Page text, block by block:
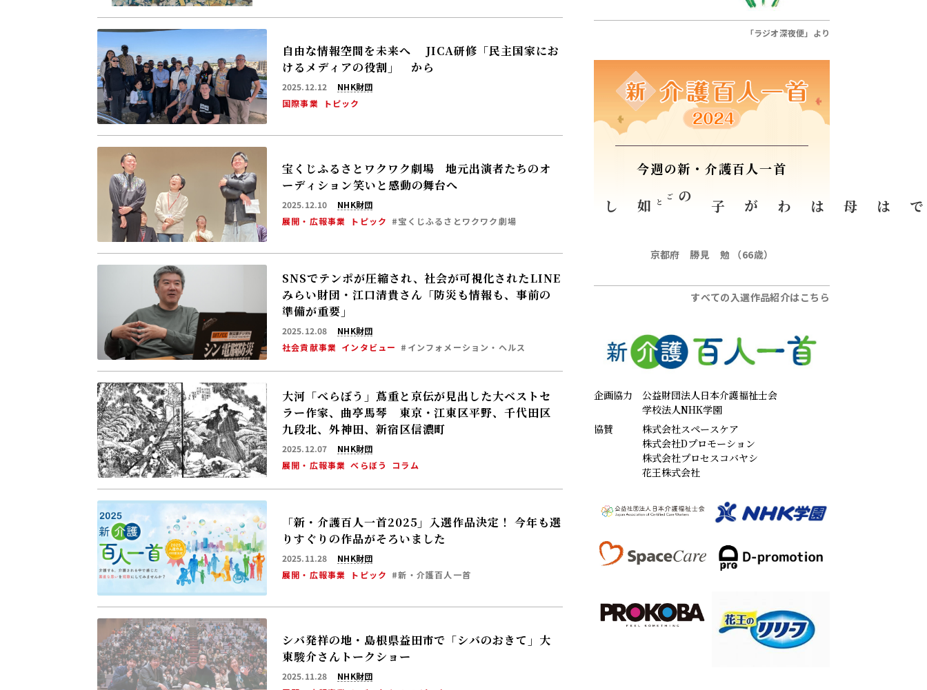
自由な情報空間を未来へ JICA研修「民主国家にお
けるメディアの役割」 から
2025.12.12
NHK財団
国際事業
トピック
宝くじふるさとワクワク劇場 地元出演者たちのオ
ーディション――笑いと感動の舞台へ
2025.12.10
NHK財団
展開・広報事業
トピック #宝くじふるさとワクワク劇場
SNSでテンポが圧縮され、社会が可視化された――LINE
みらい財団・江口清貴さん「防災も情報も、事前の
準備が重要」
2025.12.08
NHK財団
社会貢献事業 インタビュー #インフォメーション・ヘルス
大河「べらぼう」蔦重と京伝が見出した大ベストセ
ラー作家、曲亭馬琴 東京・江東区平野、千代田区
九段北、外神田、新宿区信濃町
2025.12.07
NHK財団
展開・広報事業 べらぼう コラム
「新・介護百人一首2025」入選作品決定！ 今年も選
りすぐりの作品がそろいました
2025.11.28
NHK財団
展開・広報事業
トピック #新・介護百人一首
シバ発祥の地・島根県益田市で「シバのおきて」大
東駿介さんトークショー
2025.11.28
NHK財団
「ラジオ深夜便」より
今週の新・介護百人一首
今では母は
わが子の
如 ごと
し
京都府 勝見 勉 （66歳）
すべての入選作品紹介はこちら
企画協力
公益財団法人日本介護福祉士会
学校法人NHK学園
協賛
株式会社スペースケア
株式会社Dプロモーション
株式会社プロセスコバヤシ
花王株式会社